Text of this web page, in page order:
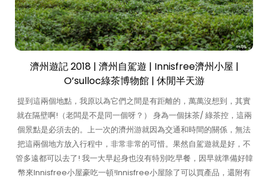
濟州遊記 2018 | 濟州自駕遊 | Innisfree濟州小屋 |
O’sulloc綠茶博物館 | 休閒半天游
提到這兩個地點，我原以為它們之間是有距離的，萬萬沒想到，其實
就在隔壁啊!（老闆是不是同一個呀？） 身為一個抹茶/ 綠茶控，這兩
個景點是必須去的。上一次的濟州游就因為交通和時間的關係，無法
把這兩個地方放入行程中，非常非常的可惜。果然自駕遊就是好，不
管多遠都可以去了! 我一大早起身也沒有特別吃早餐，因早就準備好韓
幣來Innisfree小屋豪吃一頓!Innisfree小屋除了可以買產品，還附有